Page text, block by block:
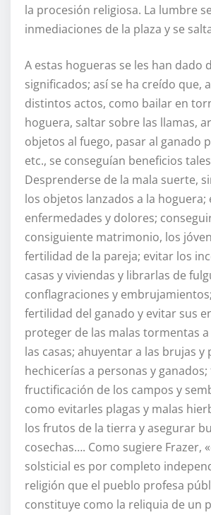
la procesión religiosa. La lumbre
inmediaciones de la plaza y se
A estas hogueras se les han dado
significados; así se ha creído que,
distintos actos, como bailar en
hoguera, saltar sobre las llamas,
objetos al fuego, pasar al ganado
etc., se conseguían beneficios
Desprenderse de la mala suerte,
los objetos lanzados a la hoguera;
enfermedades y dolores;
consiguiente matrimonio, los
fertilidad de la pareja; evitar los
casas y viviendas y librarlas de
conflagraciones y
fertilidad del ganado y evitar sus
proteger de las malas tormentas
las casas; ahuyentar a las brujas y
hechicerías a personas y
fructificación de los campos y
como evitarles plagas y malas
los frutos de la tierra y asegurar
cosechas…. Como sugiere Frazer,
solsticial es por completo
religión que el pueblo profesa
constituye como la reliquia de un